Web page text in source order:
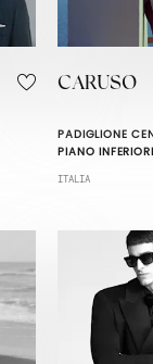
CARUSO
PADIGLIONE
PIANO
ITALIA